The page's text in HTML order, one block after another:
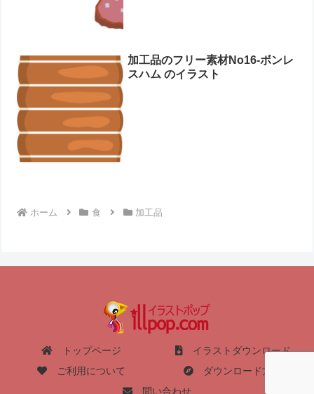
加工品のフリー素材No16-ボンレ
スハム のイラスト
ホーム 食 加工品
トップページ
イラストダウンロード
ご利用について
ダウンロード方法
問い合わせ